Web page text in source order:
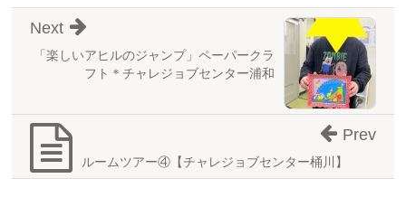
「楽しいアヒルのジャンプ」ペーパークラ
フト＊チャレジョブセンター浦和
Next
ルームツアー④【チャレジョブセンター桶川】
Prev